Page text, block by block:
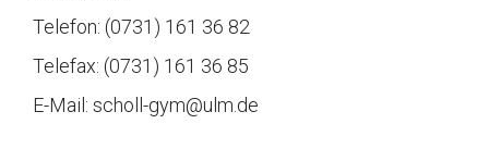
Telefon: (0731) 161 36 82
Telefax: (0731) 161 36 85
E-Mail: scholl-gym@ulm.de